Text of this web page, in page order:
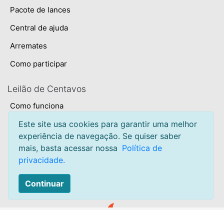
Pacote de lances
Central de ajuda
Arremates
Como participar
Leilão de Centavos
Como funciona
Termos e condições
Privacidade
Sobre
Mapa do site
Este site usa cookies para garantir uma melhor
experiência de navegação. Se quiser saber
mais, basta acessar nossa Política de
privacidade.
Continuar